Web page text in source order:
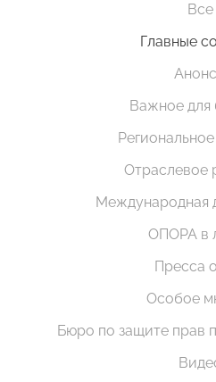
Все
Главные
Важное для
Отраслевое
Международная
ОПОРА в
Пресса
Особое
Бюро по защите прав